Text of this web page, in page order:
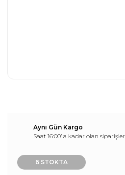
Aynı Gün Kargo
Saat 16:00’ a kadar olan siparişler
6 STOKTA